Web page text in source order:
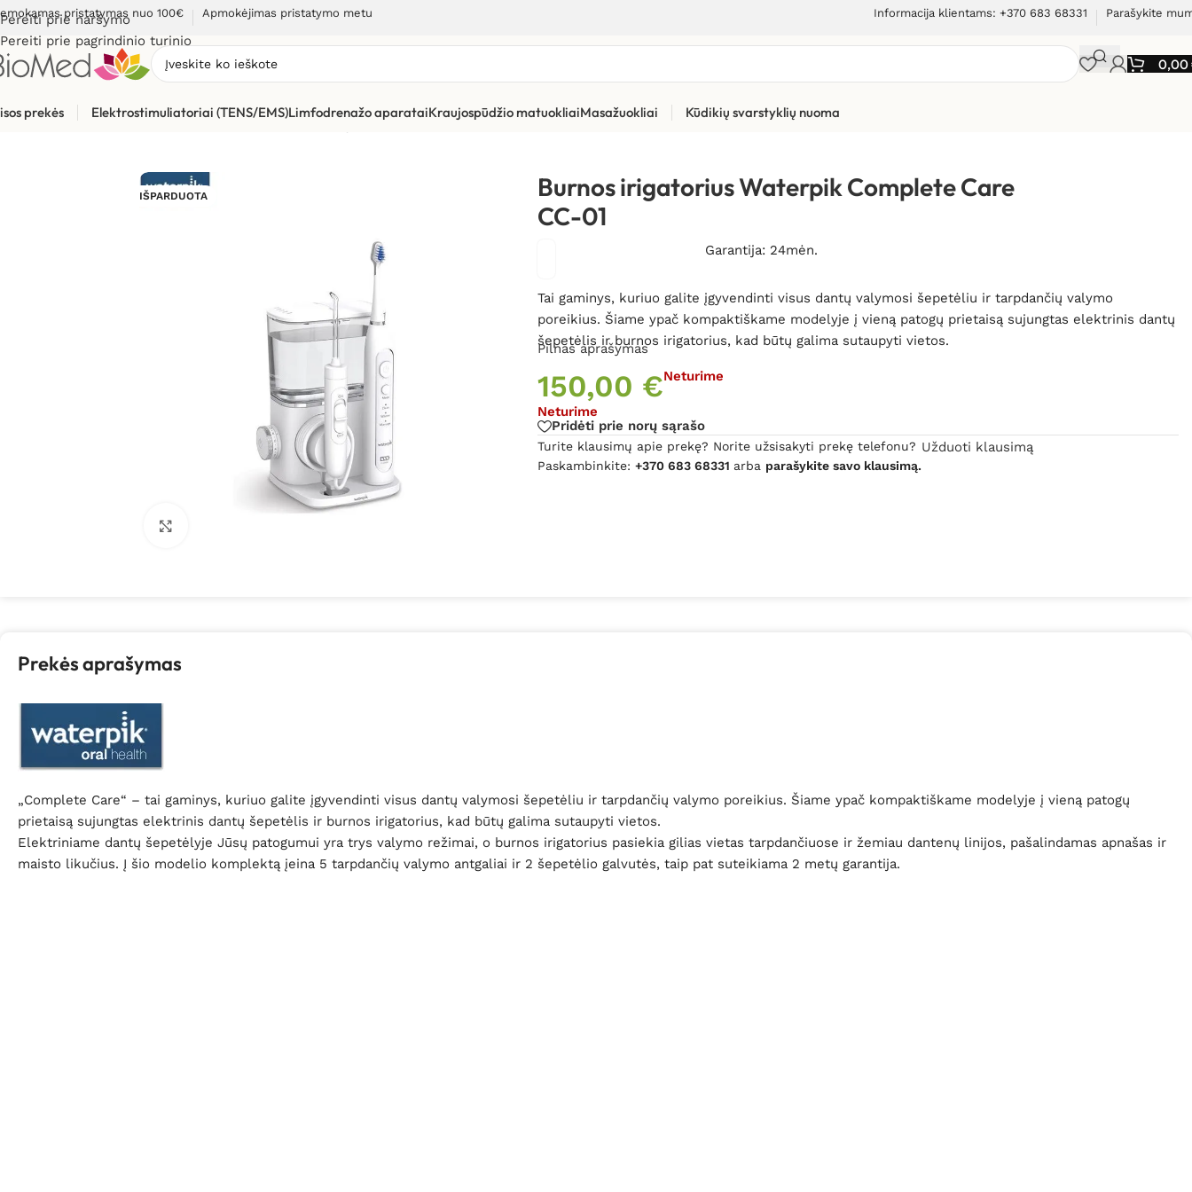
Pereiti prie naršymo
Pereiti prie pagrindinio turinio
pristatymas nuo 100€ Apmokėjimas pristatymo metu Informacija klientams: +370 683 68331 Parašykite
0,00
prekės Elektrostimuliatoriai (TENS/EMS)Limfodrenažo aparataiKraujospūdžio matuokliaiMasažuokliai Kūdikių svarstyklių nuoma
Sveikatos priežiūrai Burnos irigatorius Waterpik Complete Care CC-01
IŠPARDUOTA
Burnos irigatorius Waterpik Complete Care
CC-01
Garantija: 24mėn.
Tai gaminys, kuriuo galite įgyvendinti visus dantų valymosi šepetėliu ir tarpdančių valymo
poreikius. Šiame ypač kompaktiškame modelyje į vieną patogų prietaisą sujungtas elektrinis dantų
šepetėlis ir burnos irigatorius, kad būtų galima sutaupyti vietos.
Pilnas aprašymas
150,00 €Neturime
Neturime
Pridėti prie norų sąrašo
Turite klausimų apie prekę? Norite užsisakyti prekę telefonu?
Paskambinkite:+370 683 68331 arba parašykite savo klausimą.
Užduoti klausimą
Prekės aprašymas
„Complete Care“ – tai gaminys, kuriuo galite įgyvendinti visus dantų valymosi šepetėliu ir tarpdančių valymo poreikius. Šiame ypač kompaktiškame modelyje į vieną patogų
prietaisą sujungtas elektrinis dantų šepetėlis ir burnos irigatorius, kad būtų galima sutaupyti vietos.
Elektriniame dantų šepetėlyje Jūsų patogumui yra trys valymo režimai, o burnos irigatorius pasiekia gilias vietas tarpdančiuose ir žemiau dantenų linijos, pašalindamas apnašas ir
maisto likučius. Į šio modelio komplektą įeina 5 tarpdančių valymo antgaliai ir 2 šepetėlio galvutės, taip pat suteikiama 2 metų garantija.